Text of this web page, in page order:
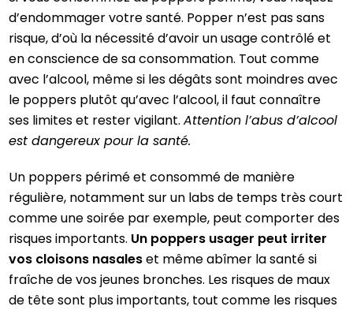
d’endommager votre santé. Popper n’est pas sans
risque, d’où la nécessité d’avoir un usage contrôlé et
en conscience de sa consommation. Tout comme
avec l’alcool, même si les dégâts sont moindres avec
le poppers plutôt qu’avec l’alcool, il faut connaître
ses limites et rester vigilant.Attention l’abus d’alcool
est dangereux pour la santé.
Un poppers périmé et consommé de manière
régulière, notamment sur un labs de temps très court
comme une soirée par exemple, peut comporter des
risques importants. Un poppers usager peut irriter
vos cloisons nasaleset même abîmer la santé si
fraîche de vos jeunes bronches. Les risques de maux
de tête sont plus importants, tout comme les risques